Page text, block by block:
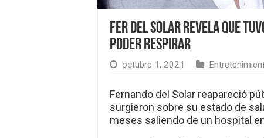
Fer del Solar revela que
poder respirar
octubre 1, 2021
Fernando del Solar reapareció
surgieron sobre su estado de
meses saliendo de un hospital